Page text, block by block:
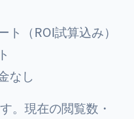
ト（ROI試算込み）
なし
。現在の閲覧数・